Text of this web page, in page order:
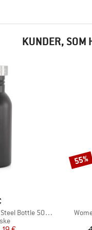
KUNDER, SOM
Bottle 500ml
Artikel
Rabat
55%